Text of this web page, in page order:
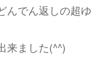
んでん返しの超ゆ
来ました(^^)